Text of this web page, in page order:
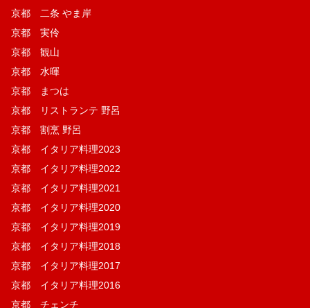
京都 二条 やま岸
京都 実伶
京都 観山
京都 水暉
京都 まつは
京都 リストランテ 野呂
京都 割烹 野呂
京都 イタリア料理2023
京都 イタリア料理2022
京都 イタリア料理2021
京都 イタリア料理2020
京都 イタリア料理2019
京都 イタリア料理2018
京都 イタリア料理2017
京都 イタリア料理2016
京都 チェンチ